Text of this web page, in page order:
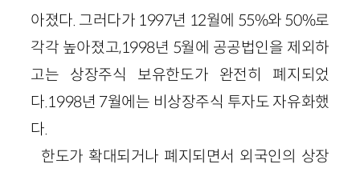
아졌다. 그러다가 1997년 12월에 55%와 50%로
각각 높아졌고,1998년 5월에 공공법인을 제외하
고는 상장주식 보유한도가 완전히 폐지되었
다.1998년 7월에는 비상장주식 투자도 자유화했
다.
한도가 확대되거나 폐지되면서 외국인의 상장